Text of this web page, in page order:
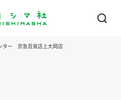
ター 京急百貨店上大岡店